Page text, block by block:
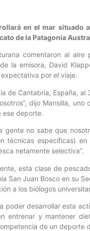
en el mar
de la Patagonia
comentaron al
la emisora, David
por el viaje.
de Cantabria, España,
dijo Mansilla,
ese deporte.
gente no sabe que
técnicas específicas)
netamente selectiva”.
esta clase de
San Juan Bosco en su
a los biólogos
poder desarrollar esta
entrenar y mantener
de un deporte